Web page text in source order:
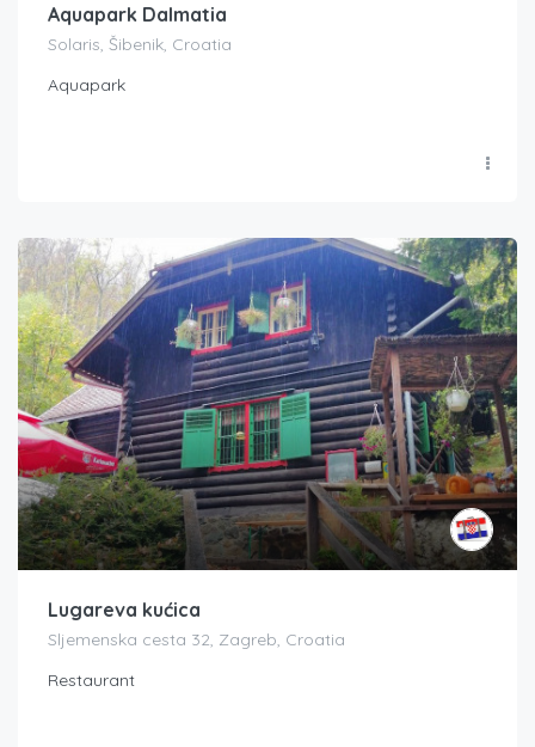
Aquapark Dalmatia
Solaris, Šibenik, Croatia
Aquapark
Lugareva kućica
Sljemenska cesta 32, Zagreb, Croatia
Restaurant